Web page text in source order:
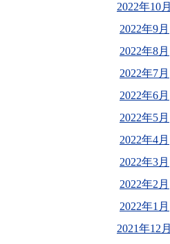
2022年10月
2022年9月
2022年8月
2022年7月
2022年6月
2022年5月
2022年4月
2022年3月
2022年2月
2022年1月
2021年12月